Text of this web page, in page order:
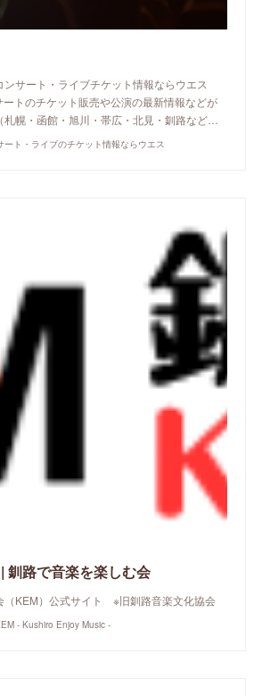
サート・ライブチケット情報ならウエス
ートのチケット販売や公演の最新情報などが
幌・函館・旭川・帯広・北見・釧路など…
ト・ライブのチケット情報ならウエス
釧路で音楽を楽しむ会
（KEM）公式サイト ※旧釧路音楽文化協会
- Kushiro Enjoy Music -